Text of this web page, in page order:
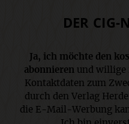
DER CIG-
Ja, ich möchte den
abonnieren und willige
Kontaktdaten zum
durch den Verlag
die E-Mail-Werbung